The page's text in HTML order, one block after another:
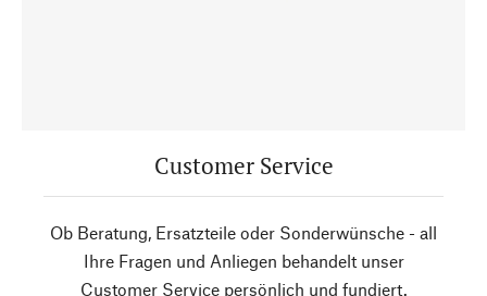
Customer Service
Ob Beratung, Ersatzteile oder Sonderwünsche - all
Ihre Fragen und Anliegen behandelt unser
Customer Service persönlich und fundiert.